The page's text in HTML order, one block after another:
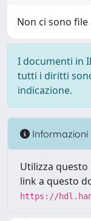
Non ci sono
I documenti in
tutti i diritti
indicazione.
Informazioni
Utilizza
link a questo
https://